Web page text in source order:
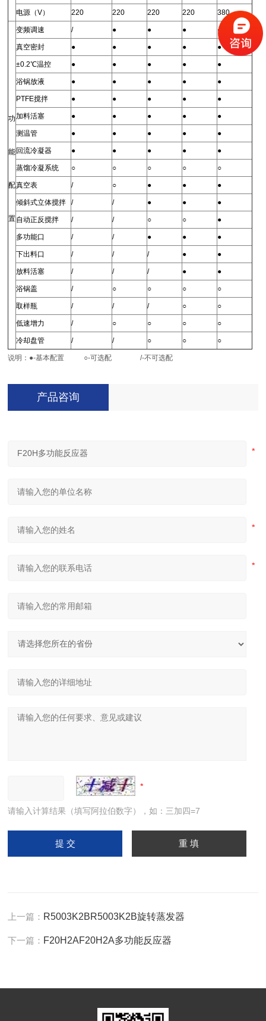
电源（V） 220 220 220 220 380
功
能
配
置
变频调速 / ● ● ● ●
真空密封 ● ● ● ● ●
±0.2℃温控 ● ● ● ● ●
浴锅放液 ● ● ● ● ●
PTFE搅拌 ● ● ● ● ●
加料活塞 ● ● ● ● ●
测温管 ● ● ● ● ●
回流冷凝器 ● ● ● ● ●
蒸馏冷凝系统 ○ ○ ○ ○ ○
真空表 / ○ ● ● ●
倾斜式立体搅拌 / / ● ● ●
自动正反搅拌 / / ○ ○ ●
多功能口 / / ● ● ●
下出料口 / / / ● ●
放料活塞 / / / ● ●
浴锅盖 / ○ ○ ○ ○
取样瓶 / / / ○ ○
低速增力 / ○ ○ ○ ○
冷却盘管 / / ○ ○ ○
说明 ： ●-基本配置 ○-可选配 /-不可选配
产品咨询
请输入计算结果（填写阿拉伯数字），如：三加四=7
上一篇： R5003K2BR5003K2B旋转蒸发器
下一篇： F20H2AF20H2A多功能反应器